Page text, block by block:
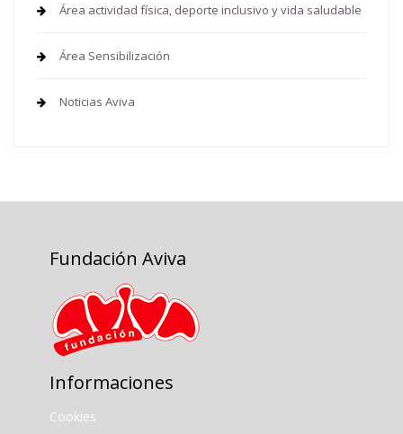
Área actividad física, deporte inclusivo y vida saludable
Área Sensibilización
Noticias Aviva
Fundación Aviva
Informaciones
Cookies